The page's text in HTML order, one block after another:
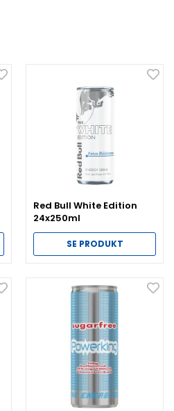
Red Bull White Edition
24x250ml
SE PRODUKT